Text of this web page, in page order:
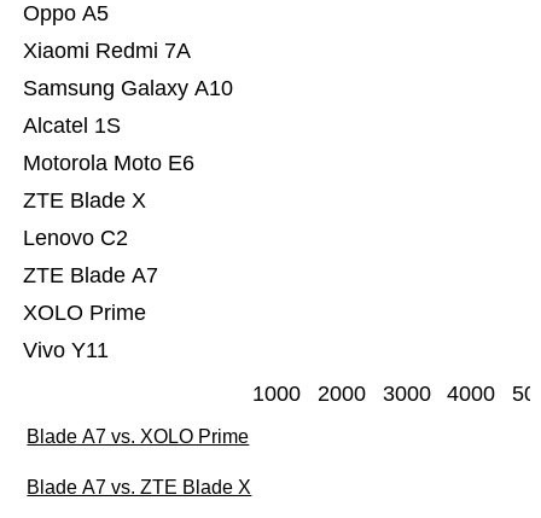
Vivo Y11
XOLO Prime
ZTE Blade A7
Lenovo C2
ZTE Blade X
Motorola Moto E6
Alcatel 1S
Samsung Galaxy A10
Xiaomi Redmi 7A
Oppo A5
1000 2000 3000 4000
Blade A7 vs. XOLO Prime
Blade A7 vs. ZTE Blade X